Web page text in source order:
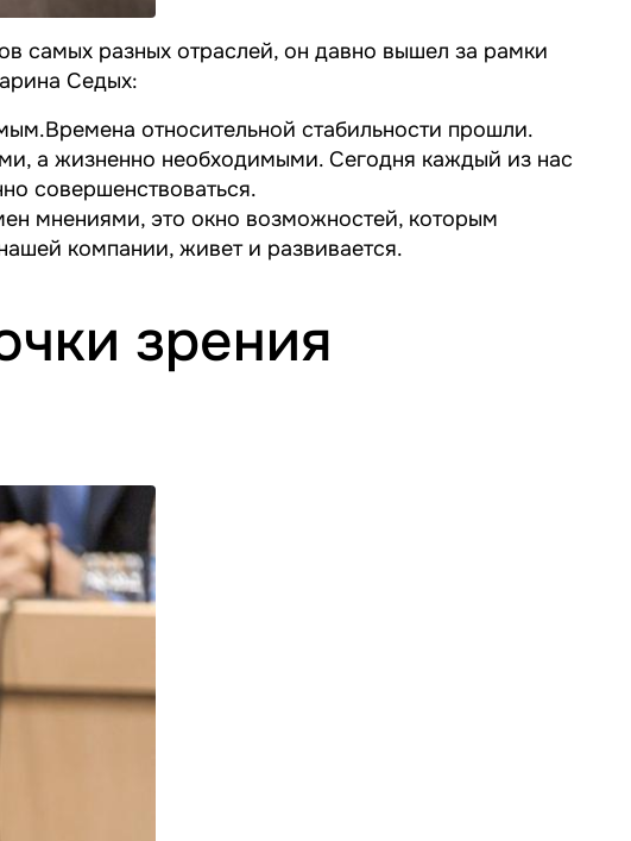
самых разных отраслей, он давно вышел за рамки
Седых:
относительной стабильности прошли.
а жизненно необходимыми. Сегодня каждый из нас
совершенствоваться.
мнениями, это окно возможностей, которым
компании, живет и развивается.
зрения